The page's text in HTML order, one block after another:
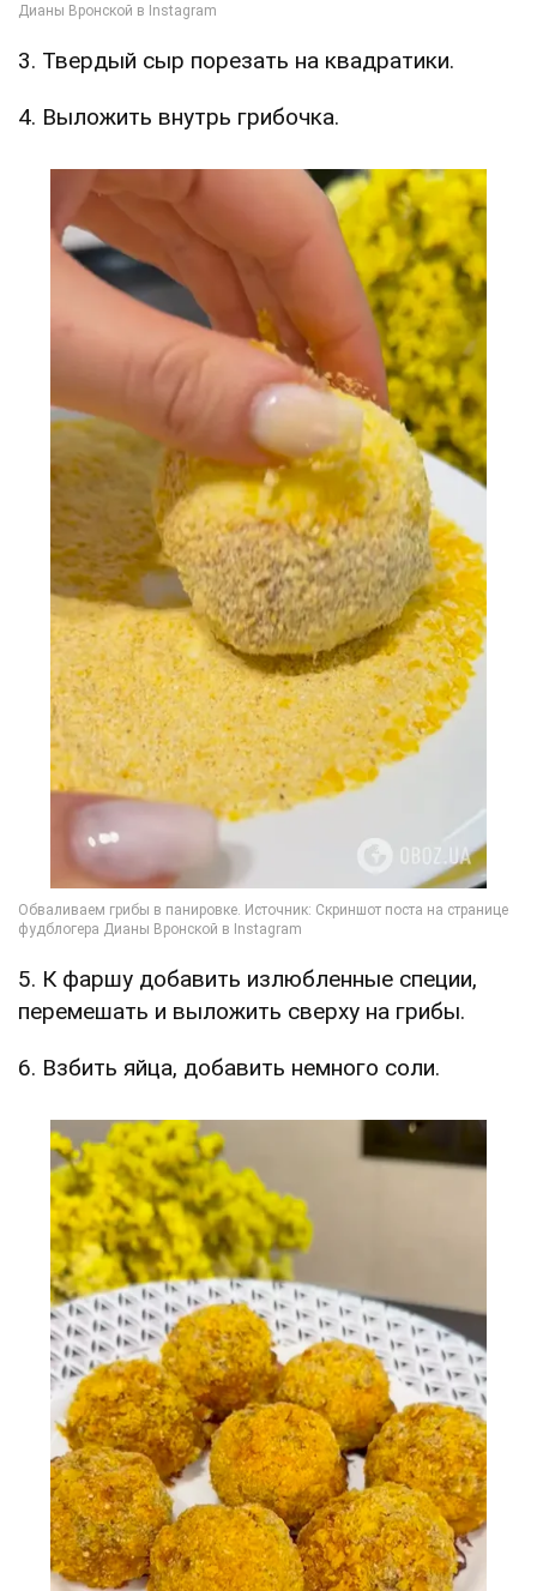
3. Твердый сыр порезать на квадратики.
4. Выложить внутрь грибочка.
5. К фаршу добавить излюбленные специи,
перемешать и выложить сверху на грибы.
6. Взбить яйца, добавить немного соли.